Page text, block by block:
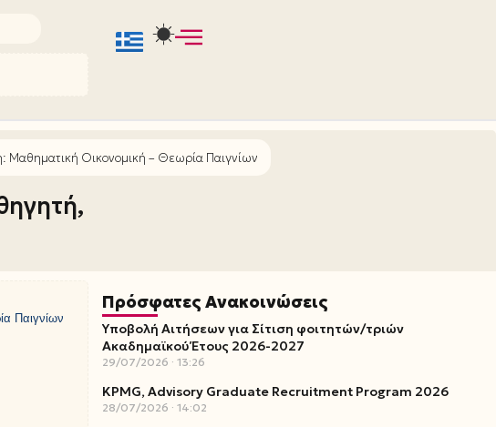
Μαθηματική Οικονομική – Θεωρία Παιγνίων
Παιγνίων
Πρόσφατες Ανακοινώσεις
Υποβολή Αιτήσεων για Σίτιση φοιτητών/τριών
Ακαδημαϊκού Έτους 2026-2027
29/07/2026 13:26
KPMG, Advisory Graduate Recruitment Program 2026
28/07/2026 14:02